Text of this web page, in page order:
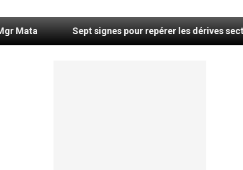
Sept signes pour repérer les dérives sectaires du